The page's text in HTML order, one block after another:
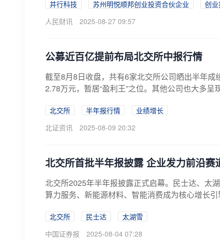
并行科技 苏州明悦顺邦创业投资合伙企业
创
人民财讯
2025-08-27 09:57
公募近百亿提前布局北交所中报行情
截至8月8日收盘，共有6家北交所公司晒出半年
2.78万元，暂居“盈利王”之位。其他公司也大多
北交所 半年报行情
业绩增长
北证资讯
2025-08-09 20:32
北交所首批半年报披露 企业发力前沿赛
北交所2025年半年报披露正式启幕。民士达、太
算力服务、新能源材料、智能消费成为核心增长
北交所 民士达
太湖雪
中国证券报
2025-08-04 07:28